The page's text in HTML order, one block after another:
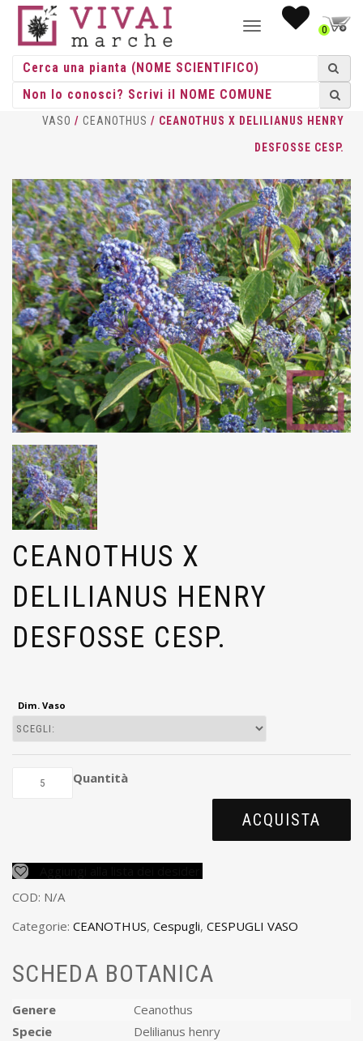
NAVIGAZIONE0
HOME /CESPUGLI CESPUGLI
VASO / CEANOTHUS / CEANOTHUS X DELILIANUS HENRY
DESFOSSE CESP.
CEANOTHUS X
DELILIANUS HENRY
DESFOSSE CESP.
Dim. Vaso
Quantità
ACQUISTA
COD: N/A
Categorie: CEANOTHUS, Cespugli, CESPUGLI VASO
SCHEDA BOTANICA
Genere
Ceanothus
Specie
Delilianus henry